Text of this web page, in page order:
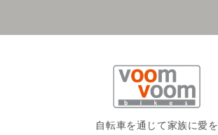
自転車を通じて家族に愛を